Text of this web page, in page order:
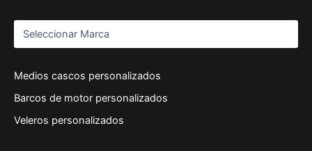
Medios cascos personalizados
Barcos de motor personalizados
Veleros personalizados